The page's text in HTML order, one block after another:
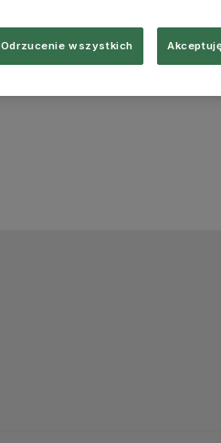
Odrzucenie wszystkich